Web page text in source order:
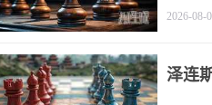
2026-08-
泽连